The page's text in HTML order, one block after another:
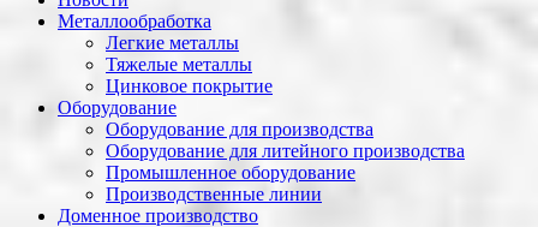
Металлообработка
Легкие металлы
Тяжелые металлы
Цинковое покрытие
Оборудование
Оборудование для производства
Оборудование для литейного производства
Промышленное оборудование
Производственные линии
Доменное производство